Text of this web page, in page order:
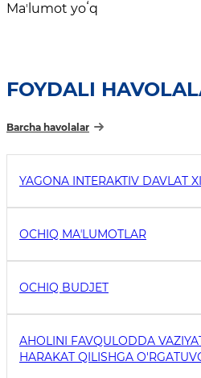
Maʼlumot yoʻq
FOYDALI
Barcha havolalar
YAGONA INTERAKTIV DAVLAT
OCHIQ MAʼLUMOTLAR
OCHIQ BUDJET
AHOLINI FAVQULODDA
HARAKAT QILISHGA